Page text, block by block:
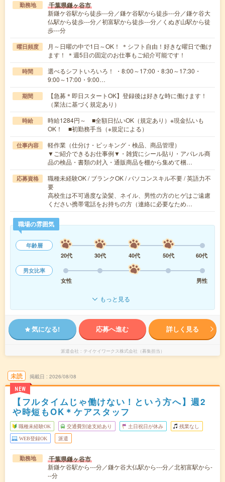
勤務地 千葉県鎌ヶ谷市
新鎌ケ谷駅から徒歩---分／鎌ケ谷駅から徒歩---分／鎌ケ谷大
仏駅から徒歩---分／初富駅から徒歩---分／くぬぎ山駅から徒
歩---分
曜日頻度
月～日曜の中で1日～OK！ ＊シフト自由！好きな曜日で働け
ます！ ＊週5日の固定のお仕事もご紹介可能です！
時間
選べるシフトいろいろ！ ・8:00～17:00・8:30～17:30・
9:00～17:00・9:00…
期間
【急募＊即日スタートOK】登録後は好きな時に働けます！
（業法に基づく規定あり）
時給
時給1284円～ ■全額日払いOK（規定あり）※現金払いも
OK！ ■初勤務手当（※規定による）
仕事内容
軽作業（仕分け・ピッキング・検品、商品管理）
▼ご紹介できるお仕事例▼・雑貨にシール貼り・アパレル商
品の検品・書類の封入・通販商品を棚から集めて梱…
応募資格
職種未経験OK / ブランクOK / パソコンスキル不要 / 英語力不
要
高校生は不可過度な染髪、ネイル、男性の方のヒゲはご遠慮
ください携帯電話をお持ちの方（連絡に必要なため…
職場の雰囲気
年齢層
20代
30代 40代 50代
60代
男女比率
女性
男性
もっと見る
気になる! 応募へ進む 詳しく見る
派遣会社 テイケイワークス株式会社（募集担当）
未読
NEW
掲載日 2026/08/08
【フルタイムじゃ働けない！という方へ】週2
や時短もOK＊ケアスタッフ
職種未経験OK 交通費別途支給あり 土日祝日が休み 残業なし
WEB登録OK 派遣
勤務地 千葉県鎌ヶ谷市
新鎌ケ谷駅から---分／鎌ケ谷大仏駅から---分／北初富駅から-
--分